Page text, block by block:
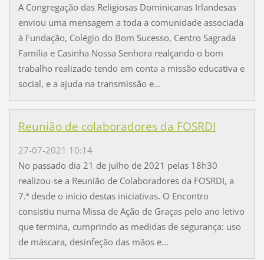
A Congregação das Religiosas Dominicanas Irlandesas
enviou uma mensagem a toda a comunidade associada
à Fundação, Colégio do Bom Sucesso, Centro Sagrada
Família e Casinha Nossa Senhora realçando o bom
trabalho realizado tendo em conta a missão educativa e
social, e a ajuda na transmissão e...
Reunião de colaboradores da FOSRDI
27-07-2021 10:14
No passado dia 21 de julho de 2021 pelas 18h30
realizou-se a Reunião de Colaboradores da FOSRDI, a
7.ª desde o início destas iniciativas. O Encontro
consistiu numa Missa de Ação de Graças pelo ano letivo
que termina, cumprindo as medidas de segurança: uso
de máscara, desinfeção das mãos e...